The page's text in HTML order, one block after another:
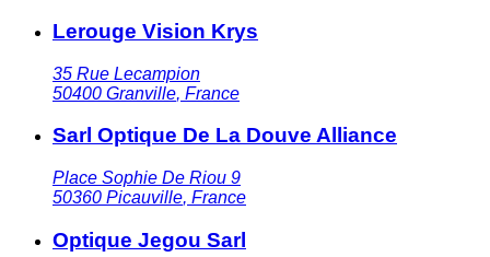
Lerouge Vision Krys
35 Rue Lecampion
50400 Granville, France
Sarl Optique De La Douve Alliance
Place Sophie De Riou 9
50360 Picauville, France
Optique Jegou Sarl